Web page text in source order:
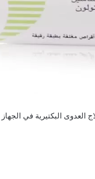
البكتيرية في